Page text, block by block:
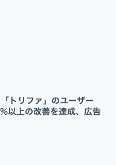
トリファ」のユーザー
以上の改善を達成、広告